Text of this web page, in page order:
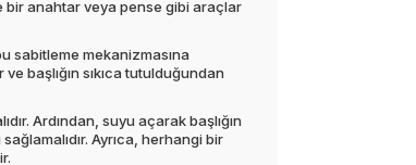
bir anahtar veya pense gibi araçlar
sabitleme mekanizmasına
başlığın sıkıca tutulduğundan
Ardından, suyu açarak başlığın
Ayrıca, herhangi bir